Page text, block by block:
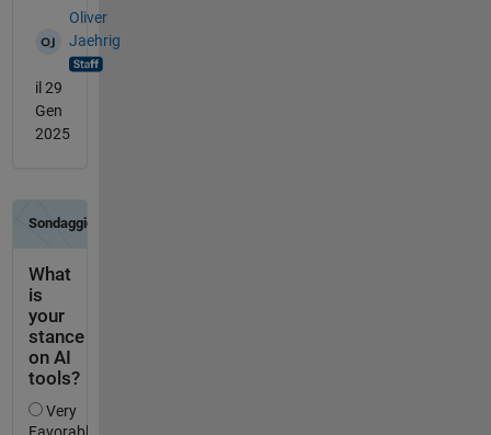
Oliver
Jaehrig
il 29
Gen
2025